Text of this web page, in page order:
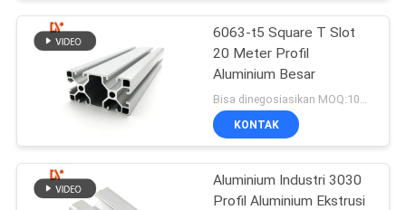
HUBUNGI
KASUS
Aksesoris tabung
ramping
6063-t5 Square T Slot
20 Meter Profil
Aluminium Besar
KONTAK
Aluminium Industri 3030
Profil Aluminium Ekstrusi